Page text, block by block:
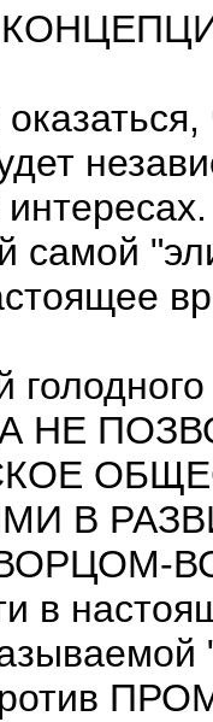
самой
НЕ
В
в